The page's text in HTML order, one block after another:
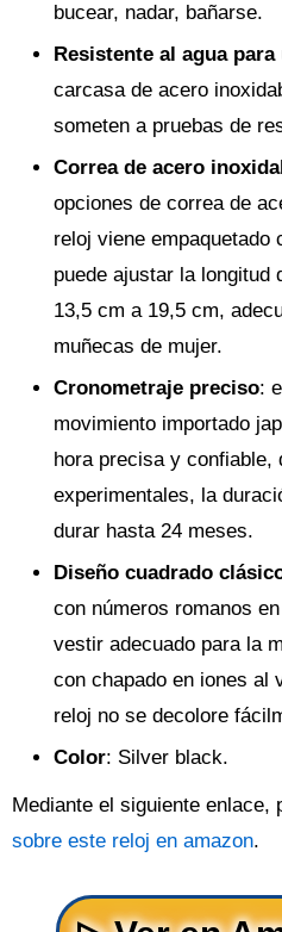
bucear, nadar, bañarse.
Resistente al agua
carcasa de acero
someten a pruebas de
Correa de acero
opciones de correa de
reloj viene empaquetado
puede ajustar la longitud
13,5 cm a 19,5 cm,
muñecas de mujer.
Cronometraje preciso:
movimiento importado
hora precisa y confiable,
experimentales, la
durar hasta 24 meses.
Diseño cuadrado
con números romanos
vestir adecuado para la
con chapado en iones al
reloj no se decolore
Color: Silver black.
Mediante el siguiente enlace,
sobre este reloj en amazon.